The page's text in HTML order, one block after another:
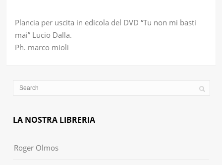
Plancia per uscita in edicola del DVD “Tu non mi basti
mai” Lucio Dalla.
Ph. marco mioli
LA NOSTRA LIBRERIA
Roger Olmos